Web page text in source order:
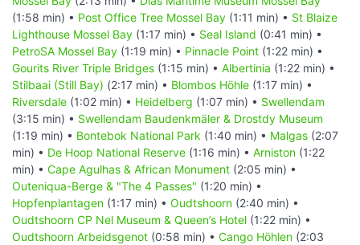
(1:58 min) • Post Office Tree Mossel Bay (1:11 min) • St Blaize
Lighthouse Mossel Bay (1:17 min) • Seal Island (0:41 min) •
PetroSA Mossel Bay (1:19 min) • Pinnacle Point (1:22 min) •
Gourits River Triple Bridges (1:15 min) • Albertinia (1:22 min) •
Stilbaai (Still Bay) (2:17 min) • Blombos Höhle (1:17 min) •
Riversdale (1:02 min) • Heidelberg (1:07 min) • Swellendam
(3:15 min) • Swellendam Baudenkmäler & Drostdy Museum
(1:19 min) • Bontebok National Park (1:40 min) • Malgas (2:07
min) • De Hoop National Reserve (1:16 min) • Arniston (1:22
min) • Cape Agulhas & African Monument (2:05 min) •
Outeniqua-Berge & "The 4 Passes" (1:20 min) •
Hopfenplantagen (1:17 min) • Oudtshoorn (2:40 min) •
Oudtshoorn CP Nel Museum & Queen’s Hotel (1:22 min) •
Oudtshoorn Arbeidsgenot (0:58 min) • Cango Höhlen (2:03